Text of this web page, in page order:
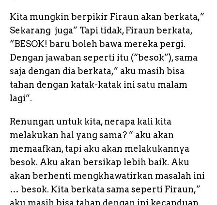
Kita mungkin berpikir Firaun akan berkata,”
Sekarang juga” Tapi tidak, Firaun berkata,
“BESOK! baru boleh bawa mereka pergi.
Dengan jawaban seperti itu (“besok”), sama
saja dengan dia berkata,” aku masih bisa
tahan dengan katak-katak ini satu malam
lagi”.
Renungan untuk kita, nerapa kali kita
melakukan hal yang sama? ” aku akan
memaafkan, tapi aku akan melakukannya
besok. Aku akan bersikap lebih baik. Aku
akan berhenti mengkhawatirkan masalah ini
… besok. Kita berkata sama seperti Firaun,”